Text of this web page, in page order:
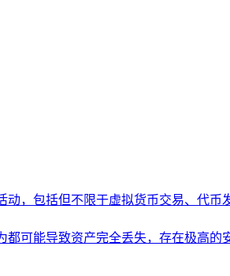
，包括但不限于虚拟货币交易、代币
可能导致资产完全丢失，存在极高的